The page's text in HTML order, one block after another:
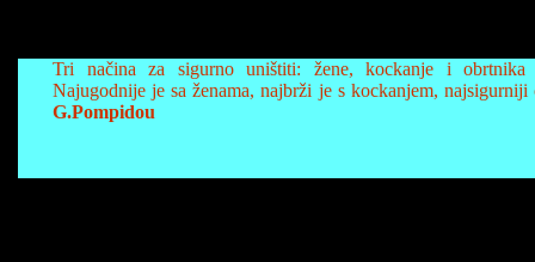
Tri načina za sigurno uništiti: žene, kockanje i
Najugodnije je sa ženama, najbrži je s kockanjem, najsigurniji
G.Pompidou